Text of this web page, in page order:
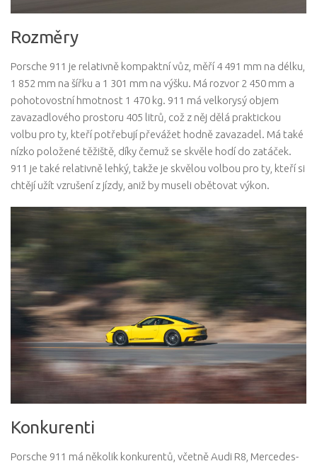
Rozměry
Porsche 911 je relativně kompaktní vůz, měří 4 491 mm na délku,
1 852 mm na šířku a 1 301 mm na výšku. Má rozvor 2 450 mm a
pohotovostní hmotnost 1 470 kg. 911 má velkorysý objem
zavazadlového prostoru 405 litrů, což z něj dělá praktickou
volbu pro ty, kteří potřebují převážet hodně zavazadel. Má také
nízko položené těžiště, díky čemuž se skvěle hodí do zatáček.
911 je také relativně lehký, takže je skvělou volbou pro ty, kteří si
chtějí užít vzrušení z jízdy, aniž by museli obětovat výkon.
Konkurenti
Porsche 911 má několik konkurentů, včetně Audi R8, Mercedes-